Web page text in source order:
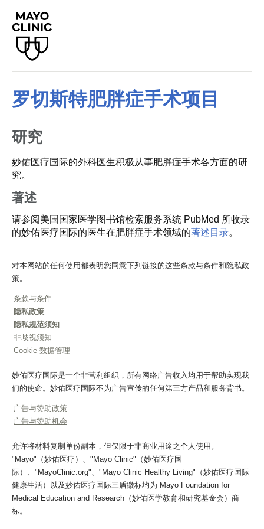
罗切斯特肥胖症手术项目
研究
妙佑医疗国际的外科医生积极从事肥胖症手术各方面的研
究。
著述
请参阅美国国家医学图书馆检索服务系统 PubMed 所收录
的妙佑医疗国际的医生在肥胖症手术领域的著述目录。
对本网站的任何使用都表明您同意下列链接的这些条款与条件和隐私政
策。
条款与条件
隐私政策
隐私规范须知
非歧视须知
Cookie 数据管理
妙佑医疗国际是一个非营利组织，所有网络广告收入均用于帮助实现我
们的使命。妙佑医疗国际不为广告宣传的任何第三方产品和服务背书。
广告与赞助政策
广告与赞助机会
允许将材料复制单份副本，但仅限于非商业用途之个人使用。
"Mayo"（妙佑医疗）、"Mayo Clinic"（妙佑医疗国
际）、"MayoClinic.org"、"Mayo Clinic Healthy Living"（妙佑医疗国际
健康生活）以及妙佑医疗国际三盾徽标均为 Mayo Foundation for
Medical Education and Research（妙佑医学教育和研究基金会）商
标。